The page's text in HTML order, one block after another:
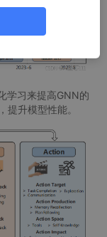
学习来提高GNN的
升模型性能。